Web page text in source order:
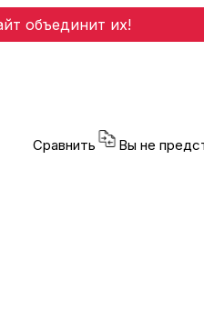
объединит их!
Сравнить Вы не